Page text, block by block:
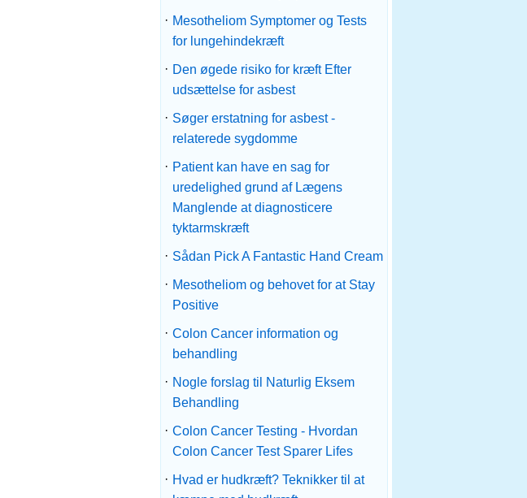
· Mesotheliom Symptomer og Tests
for lungehindekræft
· Den øgede risiko for kræft Efter
udsættelse for asbest
· Søger erstatning for asbest -
relaterede sygdomme
· Patient kan have en sag for
uredelighed grund af Lægens
Manglende at diagnosticere
tyktarmskræft
· Sådan Pick A Fantastic Hand Cream
· Mesotheliom og behovet for at Stay
Positive
· Colon Cancer information og
behandling
· Nogle forslag til Naturlig Eksem
Behandling
· Colon Cancer Testing - Hvordan
Colon Cancer Test Sparer Lifes
· Hvad er hudkræft? Teknikker til at